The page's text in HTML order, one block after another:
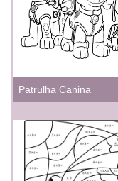
Patrulha Canina